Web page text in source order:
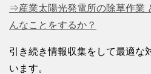
⇒産業太陽光発電所の除草作業
んなことをするか？
引き続き情報収集をして最適な
います。